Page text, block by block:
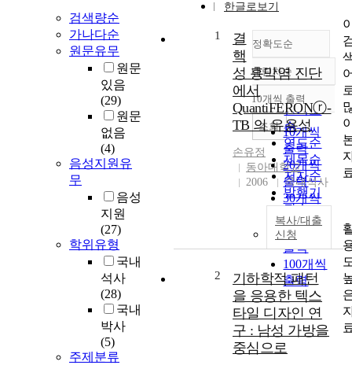
검색량순
가나다순
원문유무
원문
있음
(29)
원문
없음
(4)
음성지원유
무
음성
지원
(27)
학위유형
국내
석사
(28)
국내
박사
(5)
주제분류
한글로보기
정확도순
정확도
순
인기도
순
연도순
제목순
저자순
발행기
관순
내림차순
내림차순
10개씩 출력
10개씩
출력
20개씩
출력
30개씩
출력
50개씩
출력
100개씩
출력
조회
1
결
핵
성 흉막염 진단
에서
QuantiFERONⓡ-
TB 의 유용성
손유정
동아대학교
2006
국내석사
복사/대출
신청
2
기하학적 패턴
을 응용한 텍스
타일 디자인 연
구 : 남성 가방을
중심으로